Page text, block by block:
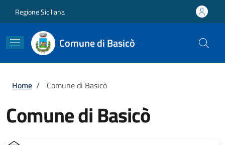
Regione Siciliana
Comune di Basicò
Briciole di pane
Home / Comune di Basicò
Comune di Basicò